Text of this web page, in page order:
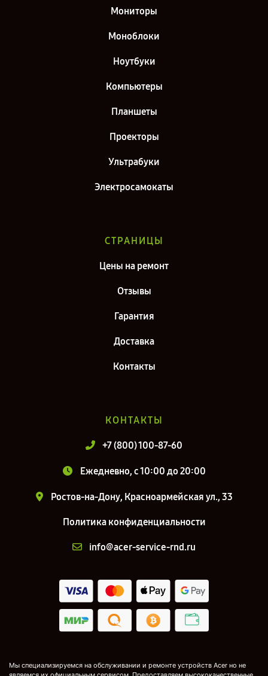
Мониторы
Моноблоки
Ноутбуки
Компьютеры
Планшеты
Проекторы
Ультрабуки
Электросамокаты
СТРАНИЦЫ
Цены на ремонт
Отзывы
Гарантия
Доставка
Контакты
КОНТАКТЫ
+7 (800) 100-87-60
Ежедневно, с 10:00 до 20:00
Ростов-на-Дону, Красноармейская ул., 33
Политика конфиденциальности
info@acer-service-rnd.ru
Мы специализируемся на обслуживании и ремонте устройств Acer но не